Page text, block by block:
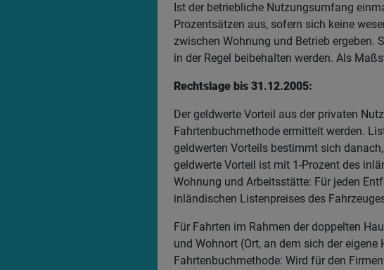
Ist der betriebliche Nutzungsumfang
Prozentsätzen aus, sofern sich keine
zwischen Wohnung und Betrieb ergeben.
in der Regel beibehalten werden. Als
Rechtslage bis 31.12.2005:
Der geldwerte Vorteil aus der privaten
Fahrtenbuchmethode ermittelt werden.
geldwerten Vorteils bestimmt sich
geldwerte Vorteil ist mit 1-Prozent des
Wohnung und Arbeitsstätte: Für jeden
inländischen Listenpreises des
Für Fahrten im Rahmen der doppelten
und Wohnort (Ort, an dem sich der
Fahrtenbuchmethode: Wird für den